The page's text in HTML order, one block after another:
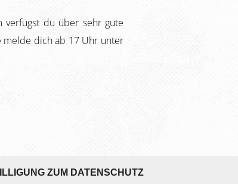
verfügst du über sehr gute
melde dich ab 17 Uhr unter
ZUM DATENSCHUTZ